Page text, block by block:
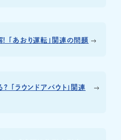
「あおり運転」関連の問題
「ラウンドアバウト」関連